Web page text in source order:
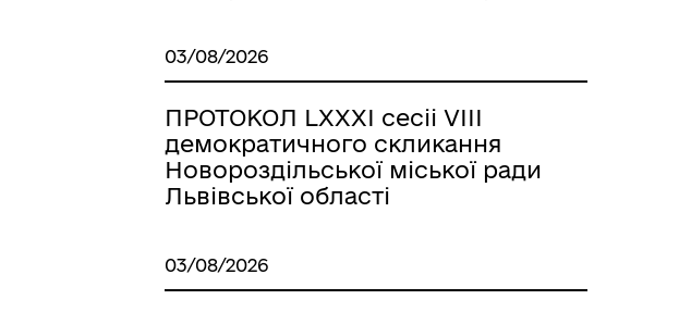
03/08/2026
ПРОТОКОЛ LХХХІ сесіі VІІІ
демократичного скликання
Новороздільської міської ради
Львівської області
03/08/2026